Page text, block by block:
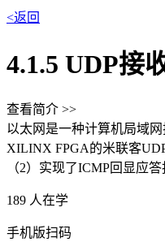
<返回
4.1.5 UDP接
查看简介 >>
以太网是一种计算机局域
XILINX FPGA的米联客
（2）实现了ICMP回显应
189 人在学
手机版扫码